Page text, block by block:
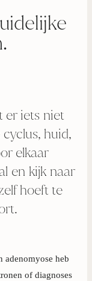
er iets niet
huid,
elkaar
en kijk naar
hoeft te
adenomyose heb
of diagnoses